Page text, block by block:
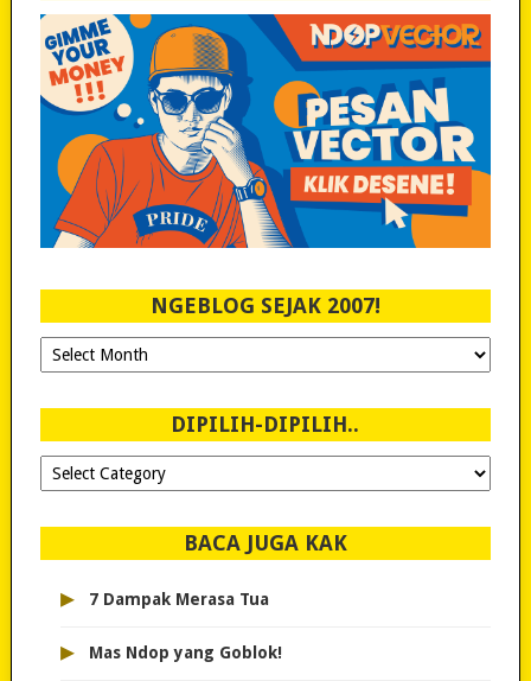
NGEBLOG SEJAK 2007!
Ngeblog
Sejak
DIPILIH-DIPILIH..
Dipilih-
dipilih..
BACA JUGA KAK
▸ 7 Dampak Merasa Tua
▸ Mas Ndop yang Goblok!